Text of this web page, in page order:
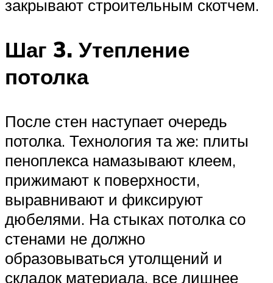
закрывают строительным скотчем.
Шаг 3. Утепление
потолка
После стен наступает очередь
потолка. Технология та же: плиты
пеноплекса намазывают клеем,
прижимают к поверхности,
выравнивают и фиксируют
дюбелями. На стыках потолка со
стенами не должно
образовываться утолщений и
складок материала, все лишнее